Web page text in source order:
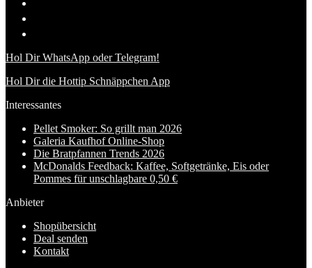
Hol Dir WhatsApp oder Telegram!
Hol Dir die Hottip Schnäppchen App
Interessantes
Pellet Smoker: So grillt man 2026
Galeria Kaufhof Online-Shop
Die Bratpfannen Trends 2026
McDonalds Feedback: Kaffee, Softgetränke, Eis oder
Pommes für unschlagbare 0,50 €
Anbieter
Shopübersicht
Deal senden
Kontakt